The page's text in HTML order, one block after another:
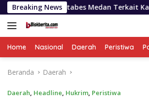
Langsung
ke
konten
Breaking News
Medan Terkait Kasus WLG
Home Nasional Daerah Peristiwa
Beranda Daerah
Daerah, Headline, Hukrim, Peristiwa